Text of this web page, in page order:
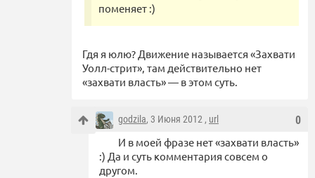
поменяет :)
Гдя я юлю? Движение называется «Захвати
Уолл-стрит», там действительно нет
«захвати власть» — в этом суть.
0
godzila, 3 Июня 2012 , url
И в моей фразе нет «захвати власть»
:) Да и суть комментария совсем о
другом.